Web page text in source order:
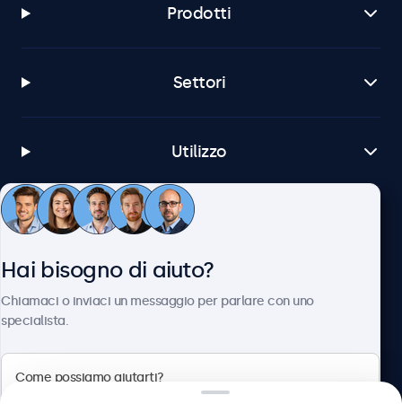
Prodotti
Settori
Utilizzo
Servizio Clienti
Hai bisogno di aiuto?
Chiamaci o inviaci un messaggio per parlare con uno
specialista.